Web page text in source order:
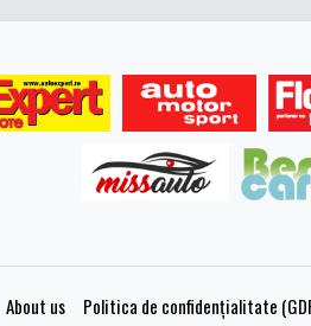
About us Politica de confidențialitate